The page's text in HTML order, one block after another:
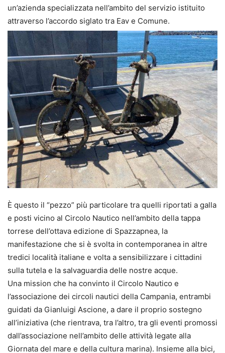
un’azienda specializzata nell’ambito del servizio istituito
attraverso l’accordo siglato tra Eav e Comune.
È questo il “pezzo” più particolare tra quelli riportati a galla
e posti vicino al Circolo Nautico nell’ambito della tappa
torrese dell’ottava edizione di Spazzapnea, la
manifestazione che si è svolta in contemporanea in altre
tredici località italiane e volta a sensibilizzare i cittadini
sulla tutela e la salvaguardia delle nostre acque.
Una mission che ha convinto il Circolo Nautico e
l’associazione dei circoli nautici della Campania, entrambi
guidati da Gianluigi Ascione, a dare il proprio sostegno
all’iniziativa (che rientrava, tra l’altro, tra gli eventi promossi
dall’associazione nell’ambito delle attività legate alla
Giornata del mare e della cultura marina). Insieme alla bici,